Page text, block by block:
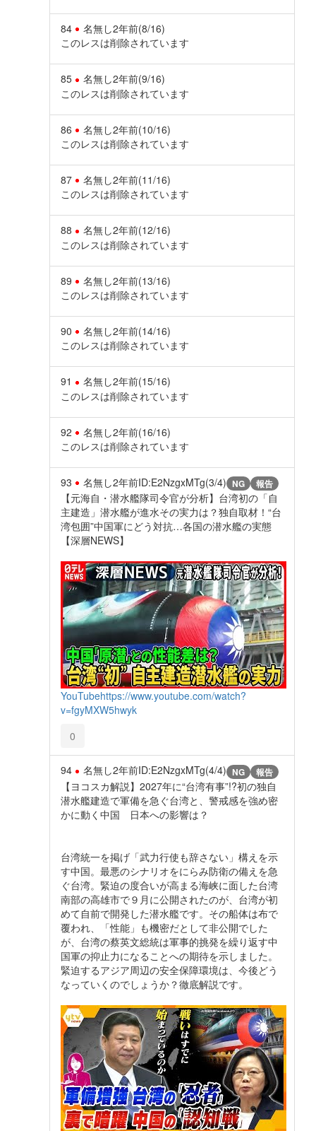
84 名無し2年前(8/16)
このレスは削除されています
85 名無し2年前(9/16)
このレスは削除されています
86 名無し2年前(10/16)
このレスは削除されています
87 名無し2年前(11/16)
このレスは削除されています
88 名無し2年前(12/16)
このレスは削除されています
89 名無し2年前(13/16)
このレスは削除されています
90 名無し2年前(14/16)
このレスは削除されています
91 名無し2年前(15/16)
このレスは削除されています
92 名無し2年前(16/16)
このレスは削除されています
93 名無し2年前ID:E2NzgxMTg(3/4) NG 報告
【元海自・潜水艦隊司令官が分析】台湾初の「自
主建造」潜水艦が進水その実力は？独自取材！“台
湾包囲”中国軍にどう対抗…各国の潜水艦の実態
【深層NEWS】
YouTubehttps://www.youtube.com/watch?
v=fgyMXW5hwyk
0
94 名無し2年前ID:E2NzgxMTg(4/4) NG 報告
【ヨコスカ解説】2027年に“台湾有事”!?初の独自
潜水艦建造で軍備を急ぐ台湾と、警戒感を強め密
かに動く中国 日本への影響は？
台湾統一を掲げ「武力行使も辞さない」構えを示
す中国。最悪のシナリオをにらみ防衛の備えを急
ぐ台湾。緊迫の度合いが高まる海峡に面した台湾
南部の高雄市で９月に公開されたのが、台湾が初
めて自前で開発した潜水艦です。その船体は布で
覆われ、「性能」も機密だとして非公開でした
が、台湾の蔡英文総統は軍事的挑発を繰り返す中
国軍の抑止力になることへの期待を示しました。
緊迫するアジア周辺の安全保障環境は、今後どう
なっていくのでしょうか？徹底解説です。